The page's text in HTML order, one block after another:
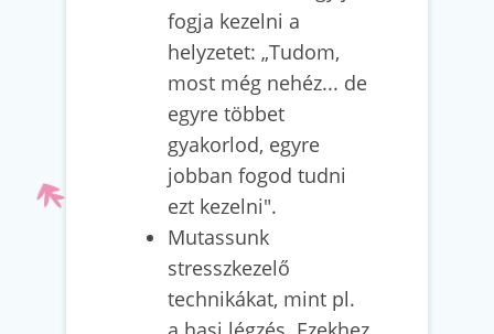
fogja kezelni a
helyzetet: „Tudom,
most még nehéz... de
egyre többet
gyakorlod, egyre
jobban fogod tudni
ezt kezelni".
Mutassunk
stresszkezelő
technikákat, mint pl.